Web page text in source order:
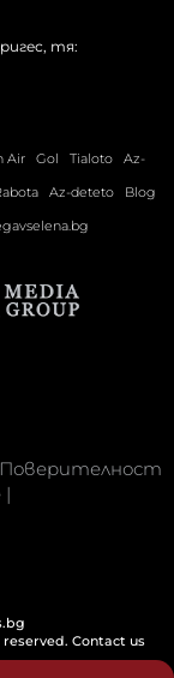
тя:
Air Gol Tialoto
Az-
Az-deteto
Blog
Поверителност
|
Contact us